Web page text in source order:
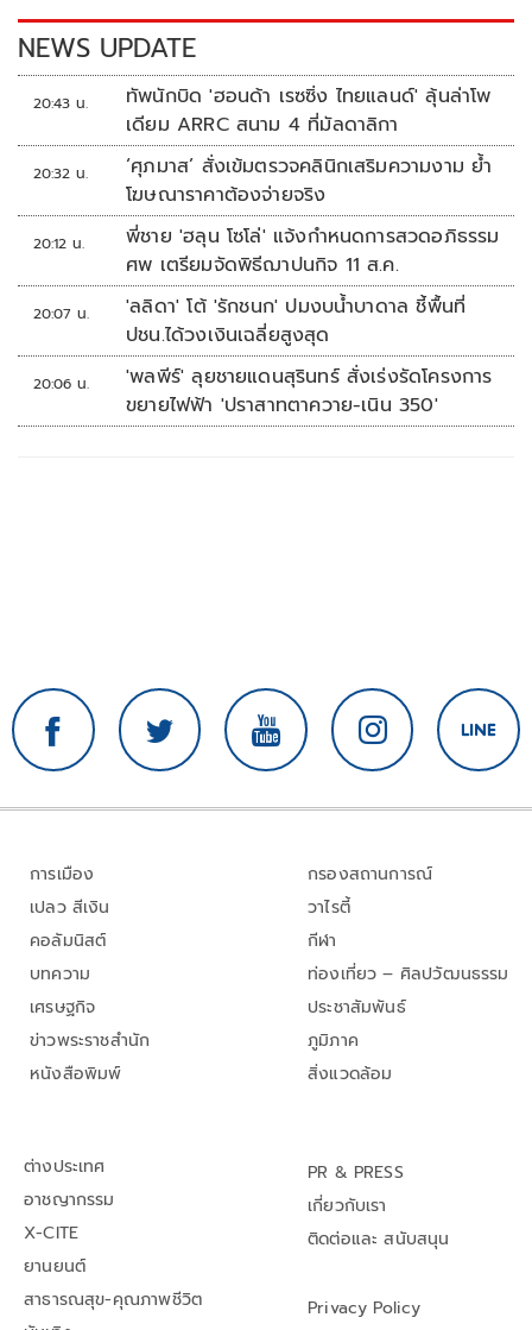
k k
NEWS UPDATE
20:43 น.
ทัพนักบิด 'ฮอนด้า เรซซิ่ง ไทยแลนด์' ลุ้นล่าโพ
เดียม ARRC สนาม 4 ที่มัลดาลิกา
20:32 น.
‘ศุภมาส’ สั่งเข้มตรวจคลินิกเสริมความงาม ย้ำ
โฆษณาราคาต้องจ่ายจริง
20:12 น.
พี่ชาย 'ฮลุน โซโล่' แจ้งกำหนดการสวดอภิธรรม
ศพ เตรียมจัดพิธีฌาปนกิจ 11 ส.ค.
20:07 น.
'ลลิดา' โต้ 'รักชนก' ปมงบน้ำบาดาล ชี้พื้นที่
ปชน.ได้วงเงินเฉลี่ยสูงสุด
20:06 น.
'พลพีร์' ลุยชายแดนสุรินทร์ สั่งเร่งรัดโครงการ
ขยายไฟฟ้า 'ปราสาทตาควาย-เนิน 350'
การเมือง
เปลว สีเงิน
คอลัมนิสต์
บทความ
เศรษฐกิจ
ข่าวพระราชสำนัก
หนังสือพิมพ์
กรองสถานการณ์
วาไรตี้
กีฬา
ท่องเที่ยว – ศิลปวัฒนธรรม
ประชาสัมพันธ์
ภูมิภาค
สิ่งแวดล้อม
ต่างประเทศ
อาชญากรรม
X-CITE
ยานยนต์
สาธารณสุข-คุณภาพชีวิต
PR & PRESS
เกี่ยวกับเรา
ติดต่อและ สนับสนุน
Privacy Policy